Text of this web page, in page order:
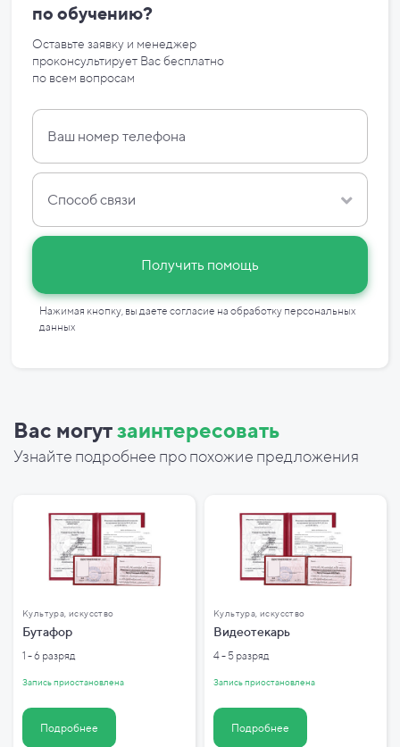
по обучению?
Оставьте заявку и менеджер
проконсультирует Вас бесплатно
по всем вопросам
Способ связи
Получить помощь
Нажимая кнопку, вы даете согласие на обработку персональных
данных
Вас могутзаинтересовать
Узнайте подробнее про похожие предложения
Культура, искусство
Бутафор
1 - 6 разряд
Запись приостановлена
Подробнее
Культура, искусство
Видеотекарь
4 - 5 разряд
Запись приостановлена
Подробнее